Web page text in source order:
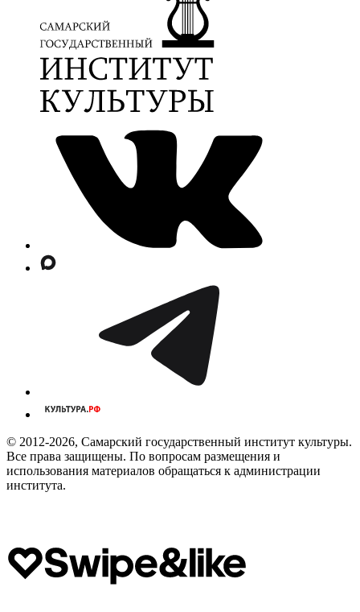
© 2012-2026, Самарский государственный институт культуры.
Все права защищены. По вопросам размещения и
использования материалов обращаться к администрации
института.